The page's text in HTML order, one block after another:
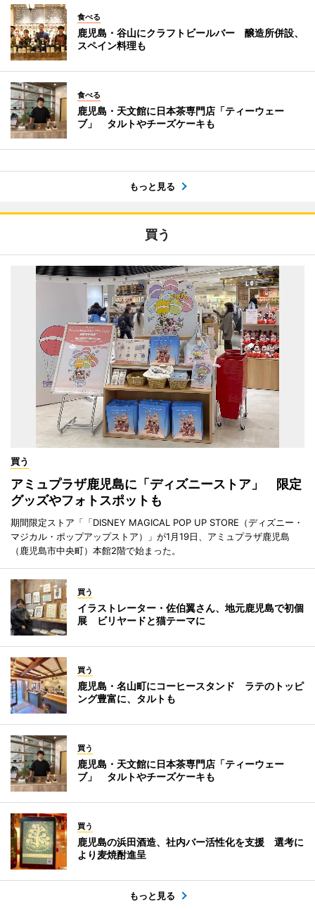
食べる
鹿児島・谷山にクラフトビールバー 醸造所併設、
スペイン料理も
食べる
鹿児島・天文館に日本茶専門店「ティーウェー
ブ」 タルトやチーズケーキも
もっと見る
買う
買う
アミュプラザ鹿児島に「ディズニーストア」 限定
グッズやフォトスポットも
期間限定ストア「「DISNEY MAGICAL POP UP STORE（ディズニー・
マジカル・ポップアップストア）」が1月19日、アミュプラザ鹿児島
（鹿児島市中央町）本館2階で始まった。
買う
イラストレーター・佐伯翼さん、地元鹿児島で初個
展 ビリヤードと猫テーマに
買う
鹿児島・名山町にコーヒースタンド ラテのトッピ
ング豊富に、タルトも
買う
鹿児島・天文館に日本茶専門店「ティーウェー
ブ」 タルトやチーズケーキも
買う
鹿児島の浜田酒造、社内バー活性化を支援 選考に
より麦焼酎進呈
もっと見る